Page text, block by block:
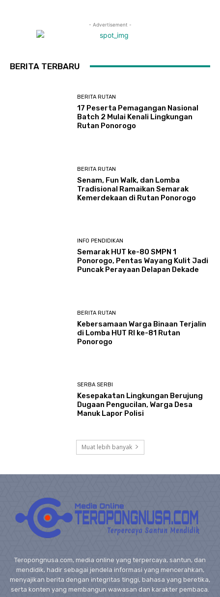
- Advertisement -
BERITA TERBARU
BERITA RUTAN
17 Peserta Pemagangan Nasional
Batch 2 Mulai Kenali Lingkungan
Rutan Ponorogo
BERITA RUTAN
Senam, Fun Walk, dan Lomba
Tradisional Ramaikan Semarak
Kemerdekaan di Rutan Ponorogo
INFO PENDIDIKAN
Semarak HUT ke-80 SMPN 1
Ponorogo, Pentas Wayang Kulit Jadi
Puncak Perayaan Delapan Dekade
BERITA RUTAN
Kebersamaan Warga Binaan Terjalin
di Lomba HUT RI ke-81 Rutan
Ponorogo
SERBA SERBI
Kesepakatan Lingkungan Berujung
Dugaan Pengucilan, Warga Desa
Manuk Lapor Polisi
Muat lebih banyak
Teropongnusa.com, media online yang terpercaya, santun, dan
mendidik, hadir sebagai jendela informasi yang mencerahkan,
menyajikan berita dengan integritas tinggi, bahasa yang beretika,
serta konten yang membangun wawasan dan karakter pembaca.